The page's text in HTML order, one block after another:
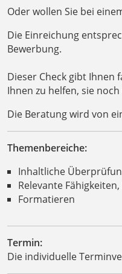
Oder wollen Sie bei
Die Einreichung
Bewerbung.
Dieser Check gibt Ihnen
Ihnen zu helfen, sie
Die Beratung wird von
Themenbereiche:
Inhaltliche
Relevante
Formatieren
Termin:
Die individuelle